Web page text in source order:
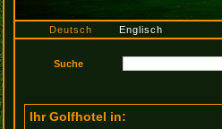
Deutsch Englisch
Ihr Golfhotel in: